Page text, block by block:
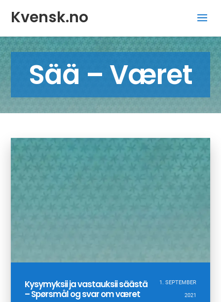
Kvensk.no
Sää – Været
Kysymyksii ja vastauksii säästä
– Spørsmål og svar om været
1. SEPTEMBER
2021